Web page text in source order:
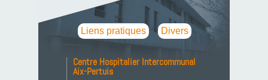
Liens pratiques Divers
Centre Hospitalier Intercommunal
Aix-Pertuis